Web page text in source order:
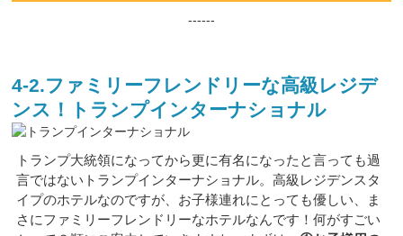
------
4-2.ファミリーフレンドリーな高級レジデ
ンス！トランプインターナショナル
トランプ大統領になってから更に有名になったと言っても過
言ではないトランプインターナショナル。高級レジデンスタ
イプのホテルなのですが、お子様連れにとっても優しい、ま
さにファミリーフレンドリーなホテルなんです！何がすごい